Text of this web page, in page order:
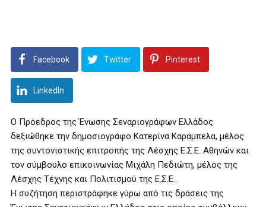
Facebook Twitter Pinterest
LinkedIn
Ο Πρόεδρος της Ένωσης Σεναριογράφων Ελλάδος
δεξιώθηκε την δημοσιογράφο Κατερίνα Καράμπελα, μέλος
της συντονιστικής επιτροπής της Λέσχης Ε.Σ.Ε. Αθηνών και
τον σύμβουλο επικοινωνίας Μιχάλη Πεδιώτη, μέλος της
Λέσχης Τέχνης και Πολιτισμού της Ε.Σ.Ε..
Η συζήτηση περιστράφηκε γύρω από τις δράσεις της